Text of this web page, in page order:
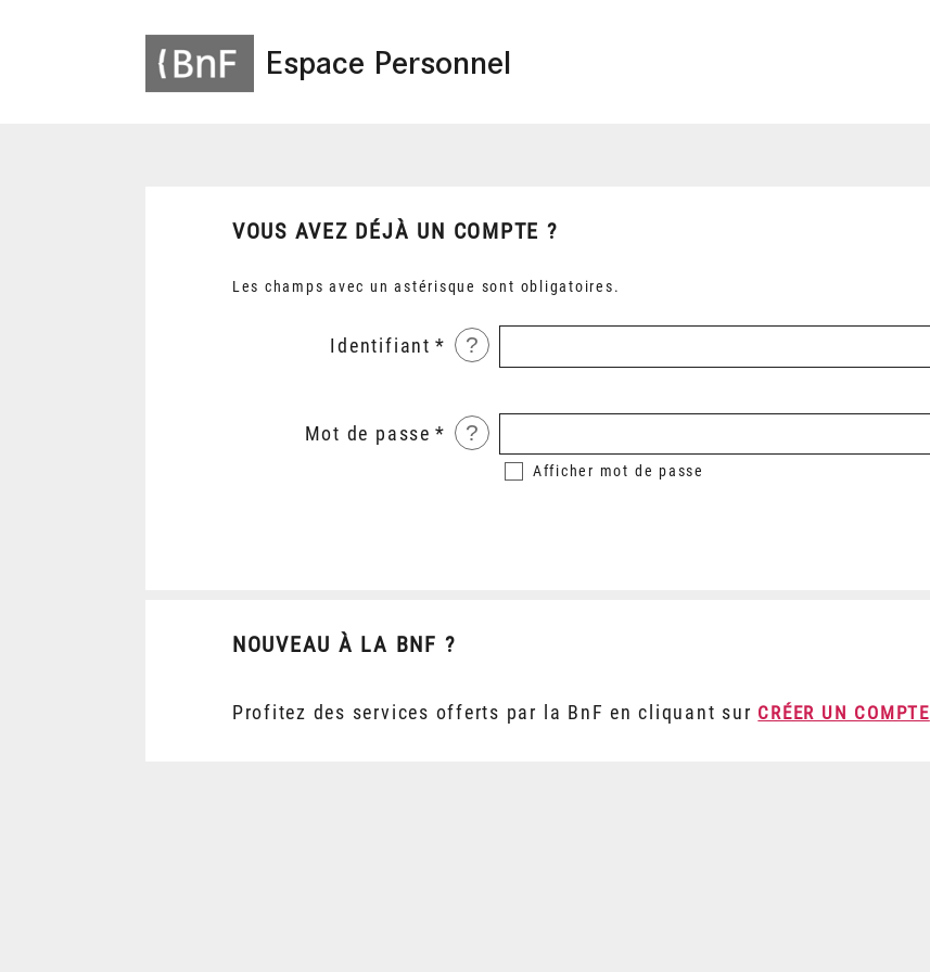
Espace Personnel
VOUS AVEZ DÉJÀ UN COMPTE ?
Les champs avec un astérisque sont obligatoires.
Identifiant ?
Mot de passe ?
Afficher mot de passe
NOUVEAU À LA BNF ?
Profitez des services offerts par la BnF en cliquant sur CRÉER UN COMPTE